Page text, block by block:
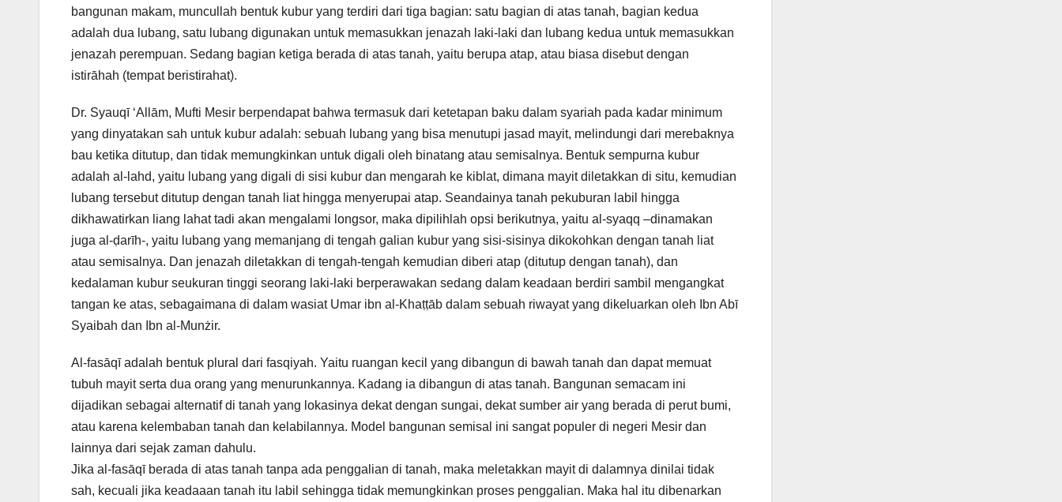
bangunan makam, muncullah bentuk kubur yang terdiri dari tiga bagian: satu bagian di atas tanah, bagian kedua
adalah dua lubang, satu lubang digunakan untuk memasukkan jenazah laki-laki dan lubang kedua untuk memasukkan
jenazah perempuan. Sedang bagian ketiga berada di atas tanah, yaitu berupa atap, atau biasa disebut dengan
istirāhah (tempat beristirahat).
Dr. Syauqī ‘Allām, Mufti Mesir berpendapat bahwa termasuk dari ketetapan baku dalam syariah pada kadar minimum
yang dinyatakan sah untuk kubur adalah: sebuah lubang yang bisa menutupi jasad mayit, melindungi dari merebaknya
bau ketika ditutup, dan tidak memungkinkan untuk digali oleh binatang atau semisalnya. Bentuk sempurna kubur
adalah al-lahd, yaitu lubang yang digali di sisi kubur dan mengarah ke kiblat, dimana mayit diletakkan di situ, kemudian
lubang tersebut ditutup dengan tanah liat hingga menyerupai atap. Seandainya tanah pekuburan labil hingga
dikhawatirkan liang lahat tadi akan mengalami longsor, maka dipilihlah opsi berikutnya, yaitu al-syaqq –dinamakan
juga al-ḍarīh-, yaitu lubang yang memanjang di tengah galian kubur yang sisi-sisinya dikokohkan dengan tanah liat
atau semisalnya. Dan jenazah diletakkan di tengah-tengah kemudian diberi atap (ditutup dengan tanah), dan
kedalaman kubur seukuran tinggi seorang laki-laki berperawakan sedang dalam keadaan berdiri sambil mengangkat
tangan ke atas, sebagaimana di dalam wasiat Umar ibn al-Khaṭṭāb dalam sebuah riwayat yang dikeluarkan oleh Ibn Abī
Syaibah dan Ibn al-Munżir.
Al-fasāqī adalah bentuk plural dari fasqiyah. Yaitu ruangan kecil yang dibangun di bawah tanah dan dapat memuat
tubuh mayit serta dua orang yang menurunkannya. Kadang ia dibangun di atas tanah. Bangunan semacam ini
dijadikan sebagai alternatif di tanah yang lokasinya dekat dengan sungai, dekat sumber air yang berada di perut bumi,
atau karena kelembaban tanah dan kelabilannya. Model bangunan semisal ini sangat populer di negeri Mesir dan
lainnya dari sejak zaman dahulu.
Jika al-fasāqī berada di atas tanah tanpa ada penggalian di tanah, maka meletakkan mayit di dalamnya dinilai tidak
sah, kecuali jika keadaaan tanah itu labil sehingga tidak memungkinkan proses penggalian. Maka hal itu dibenarkan